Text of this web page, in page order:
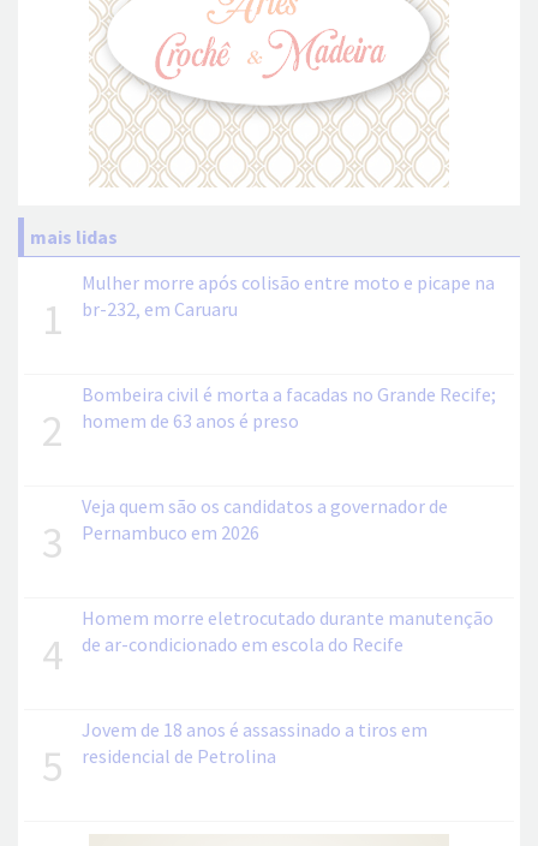
mais lidas
1
Mulher morre após colisão entre moto e picape na
br-232, em Caruaru
2
Bombeira civil é morta a facadas no Grande Recife;
homem de 63 anos é preso
3
Veja quem são os candidatos a governador de
Pernambuco em 2026
4
Homem morre eletrocutado durante manutenção
de ar-condicionado em escola do Recife
5
Jovem de 18 anos é assassinado a tiros em
residencial de Petrolina